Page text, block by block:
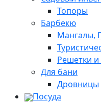
Топоры
Барбекю
Мангалы,
Решетки
Для бани
Дровницы
Посуда